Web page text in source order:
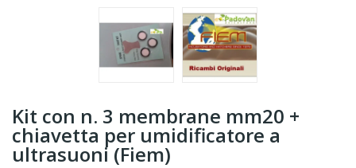
Kit con n. 3 membrane mm20 +
chiavetta per umidificatore a
ultrasuoni (Fiem)